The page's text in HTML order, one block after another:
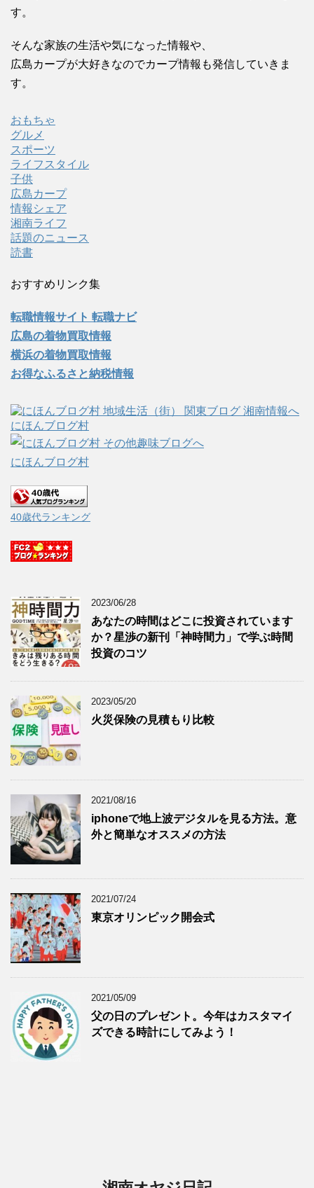
す。
そんな家族の生活や気になった情報や、
広島カープが大好きなのでカープ情報も発信していきま
す。
おもちゃ
グルメ
スポーツ
ライフスタイル
子供
広島カープ
情報シェア
湘南ライフ
話題のニュース
読書
おすすめリンク集
転職情報サイト 転職ナビ
広島の着物買取情報
横浜の着物買取情報
お得なふるさと納税情報
にほんブログ村
にほんブログ村
40歳代ランキング
2023/06/28
あなたの時間はどこに投資されています
か？星渉の新刊「神時間力」で学ぶ時間
投資のコツ
2023/05/20
火災保険の見積もり比較
2021/08/16
iphoneで地上波デジタルを見る方法。意
外と簡単なオススメの方法
2021/07/24
東京オリンピック開会式
2021/05/09
父の日のプレゼント。今年はカスタマイ
ズできる時計にしてみよう！